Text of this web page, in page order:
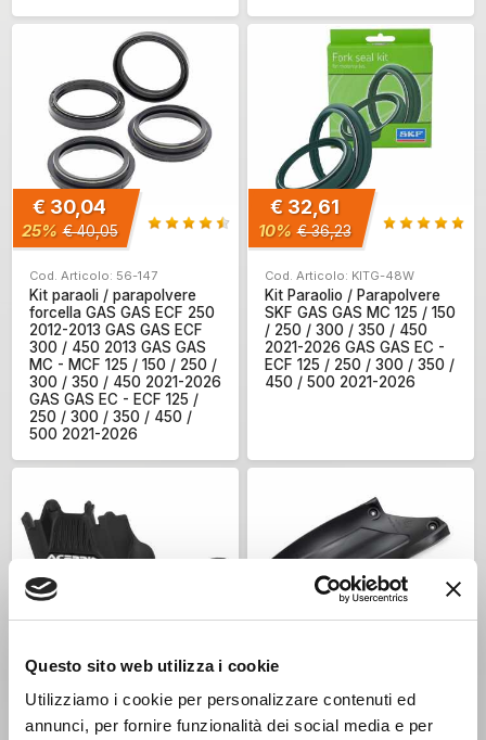
Questo sito web utilizza i cookie
Utilizziamo i cookie per personalizzare contenuti ed
annunci, per fornire funzionalità dei social media e per
€ 30,04
25% € 40,05
Cod. Articolo: 56-147
Kit paraoli / parapolvere
forcella GAS GAS ECF 250
2012-2013 GAS GAS ECF
300 / 450 2013 GAS GAS
MC - MCF 125 / 150 / 250 /
300 / 350 / 450 2021-2026
GAS GAS EC - ECF 125 /
250 / 300 / 350 / 450 /
500 2021-2026
€ 32,61
10% € 36,23
Cod. Articolo: KITG-48W
Kit Paraolio / Parapolvere
SKF GAS GAS MC 125 / 150
/ 250 / 300 / 350 / 450
2021-2026 GAS GAS EC -
ECF 125 / 250 / 300 / 350 /
450 / 500 2021-2026
25% € 89,95
Cod. Articolo: 0025445
20%
Cod. Articolo: KT05016